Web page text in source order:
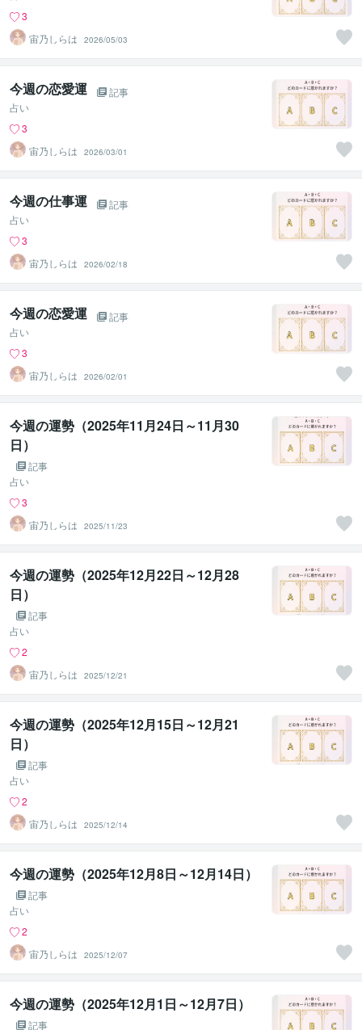
3
宙乃しらは
2026/05/03
今週の恋愛運
記事
占い
3
宙乃しらは
2026/03/01
今週の仕事運
記事
占い
3
宙乃しらは
2026/02/18
今週の恋愛運
記事
占い
3
宙乃しらは
2026/02/01
今週の運勢（2025年11月24日～11月30
日）
記事
占い
3
宙乃しらは
2025/11/23
今週の運勢（2025年12月22日～12月28
日）
記事
占い
2
宙乃しらは
2025/12/21
今週の運勢（2025年12月15日～12月21
日）
記事
占い
2
宙乃しらは
2025/12/14
今週の運勢（2025年12月8日～12月14日）
記事
占い
2
宙乃しらは
2025/12/07
今週の運勢（2025年12月1日～12月7日）
記事